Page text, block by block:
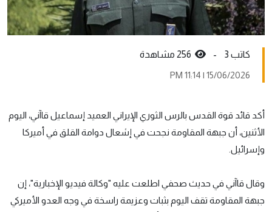
كاتب 3 -
15/06/2026 | 11:14 PM
أكد قائد قوة القدس بالرس الثوري الإيراني العميد إسماعيل قاآني، اليوم
الأثنين، أن جبهة المقاومة نجحت في إشعال دوامة القلق في أميركا
وإسرائيل.
وقال قاآني في حديث صحفي اطلعت عليه "وكالة فيديو الإخبارية"، إن
جبهة المقاومة تقف اليوم بثبات وعزيمة راسخة في وجه العدو الأميركي